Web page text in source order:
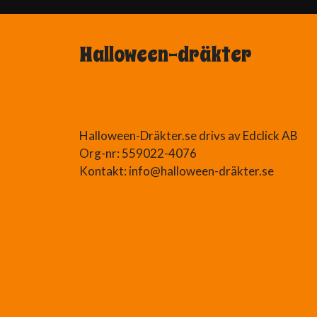
Halloween-dräkter
Halloween-Dräkter.se drivs av Edclick AB
Org-nr: 559022-4076
Kontakt: info@halloween-dräkter.se